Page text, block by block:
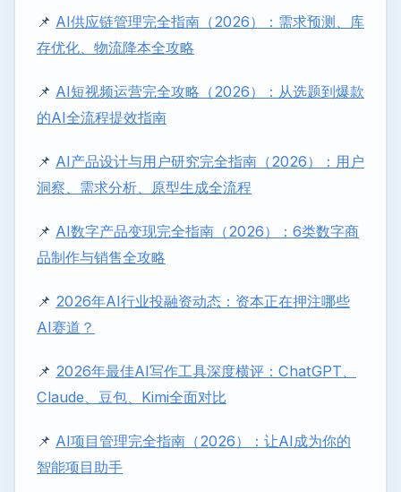
📌 AI供应链管理完全指南（2026）：需求预测、库
存优化、物流降本全攻略
📌 AI短视频运营完全攻略（2026）：从选题到爆款
的AI全流程提效指南
📌 AI产品设计与用户研究完全指南（2026）：用户
洞察、需求分析、原型生成全流程
📌 AI数字产品变现完全指南（2026）：6类数字商
品制作与销售全攻略
📌 2026年AI行业投融资动态：资本正在押注哪些
AI赛道？
📌 2026年最佳AI写作工具深度横评：ChatGPT、
Claude、豆包、Kimi全面对比
📌 AI项目管理完全指南（2026）：让AI成为你的
智能项目助手